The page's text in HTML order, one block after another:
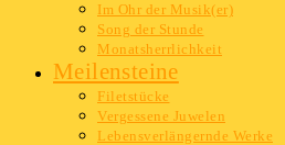
Im Ohr der Musik(er)
Song der Stunde
Monatsherrlichkeit
Meilensteine
Filetstücke
Vergessene Juwelen
Lebensverlängernde Werke